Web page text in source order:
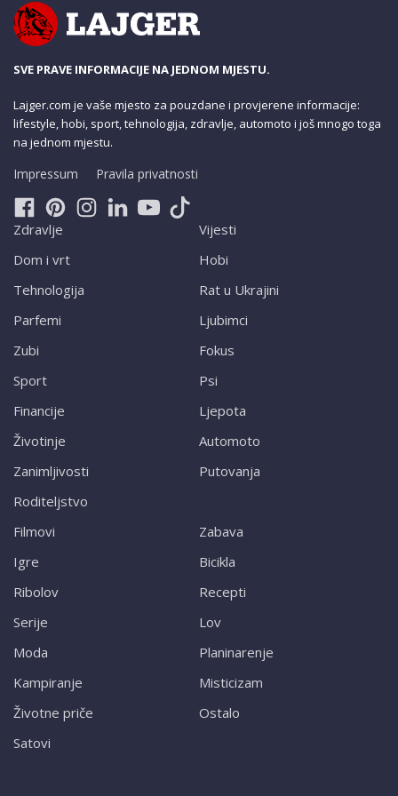
SVE PRAVE INFORMACIJE NA JEDNOM MJESTU.
Lajger.com je vaše mjesto za pouzdane i provjerene informacije:
lifestyle, hobi, sport, tehnologija, zdravlje, automoto i još mnogo toga
na jednom mjestu.
Impressum Pravila privatnosti
Zdravlje
Dom i vrt
Tehnologija
Parfemi
Zubi
Sport
Financije
Životinje
Zanimljivosti
Roditeljstvo
Vijesti
Hobi
Rat u Ukrajini
Ljubimci
Fokus
Psi
Ljepota
Automoto
Putovanja
Filmovi
Igre
Ribolov
Serije
Moda
Kampiranje
Životne priče
Satovi
Zabava
Bicikla
Recepti
Lov
Planinarenje
Misticizam
Ostalo